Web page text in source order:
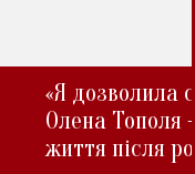
«Я дозволила
Олена Тополя
життя після